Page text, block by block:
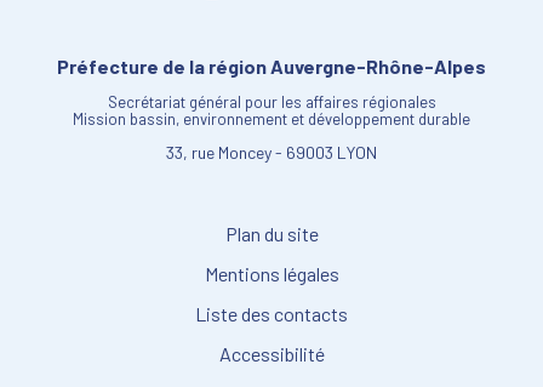
Préfecture de la région Auvergne-Rhône-Alpes
Secrétariat général pour les affaires régionales
Mission bassin, environnement et développement durable
33, rue Moncey - 69003 LYON
Plan du site
Mentions légales
Liste des contacts
Accessibilité